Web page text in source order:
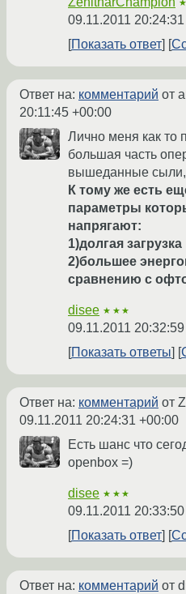
09.11.2011
Показать ответ
Ответ на: комментарий от
20:11:45 +00:00
Лично меня как то
большая часть
вышеданные сыли,
К тому же есть
параметры
напрягают:
1)долгая загрузка
2)большее
сравнению с
disee ★★★
09.11.2011
Показать ответы
Ответ на: комментарий от
09.11.2011 20:24:31 +00:00
Есть шанс что
openbox =)
disee ★★★
09.11.2011
Показать ответ
Ответ на: комментарий от